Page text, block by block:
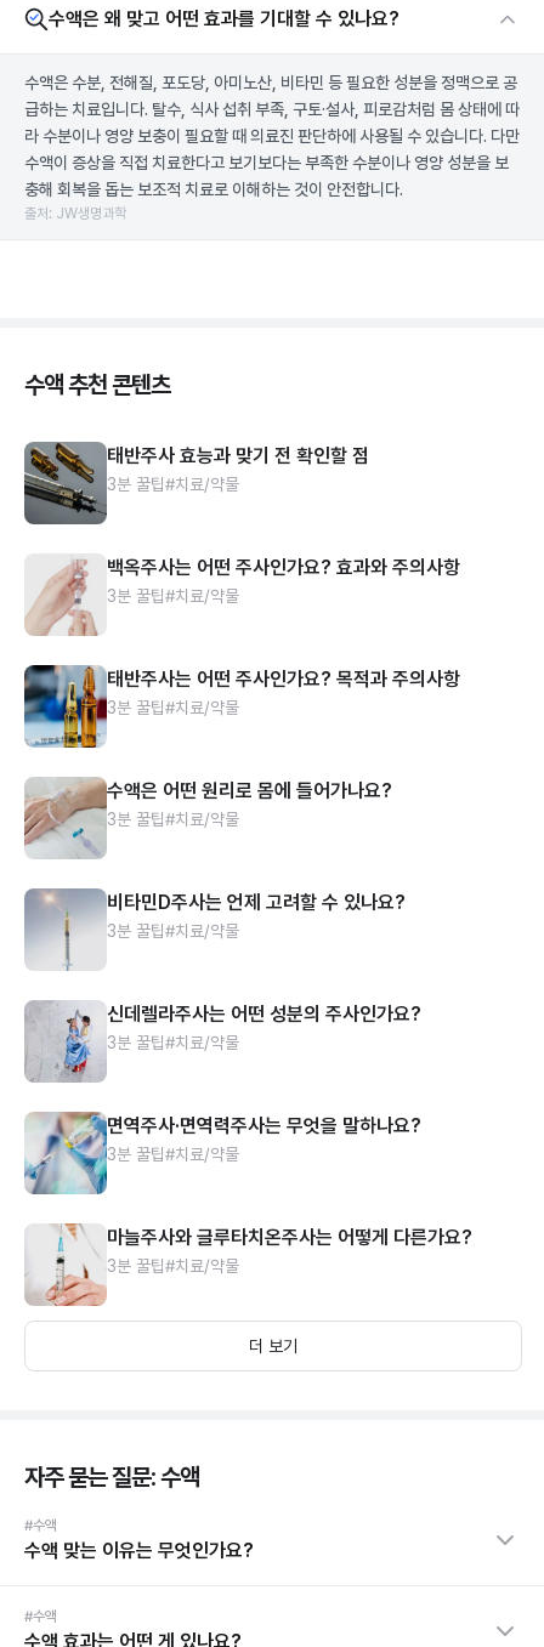
수액은 왜 맞고 어떤 효과를 기대할 수 있나요?
수액은 수분, 전해질, 포도당, 아미노산, 비타민 등 필요한 성분을 정맥으로 공
급하는 치료입니다. 탈수, 식사 섭취 부족, 구토·설사, 피로감처럼 몸 상태에 따
라 수분이나 영양 보충이 필요할 때 의료진 판단하에 사용될 수 있습니다. 다만
수액이 증상을 직접 치료한다고 보기보다는 부족한 수분이나 영양 성분을 보
충해 회복을 돕는 보조적 치료로 이해하는 것이 안전합니다.
출처: JW생명과학
수액 추천 콘텐츠
태반주사 효능과 맞기 전 확인할 점
3분 꿀팁#치료/약물
백옥주사는 어떤 주사인가요? 효과와 주의사항
3분 꿀팁#치료/약물
태반주사는 어떤 주사인가요? 목적과 주의사항
3분 꿀팁#치료/약물
수액은 어떤 원리로 몸에 들어가나요?
3분 꿀팁#치료/약물
비타민D주사는 언제 고려할 수 있나요?
3분 꿀팁#치료/약물
신데렐라주사는 어떤 성분의 주사인가요?
3분 꿀팁#치료/약물
면역주사·면역력주사는 무엇을 말하나요?
3분 꿀팁#치료/약물
마늘주사와 글루타치온주사는 어떻게 다른가요?
3분 꿀팁#치료/약물
더 보기
자주 묻는 질문: 수액
#수액
수액 맞는 이유는 무엇인가요?
#수액
수액 효과는 어떤 게 있나요?